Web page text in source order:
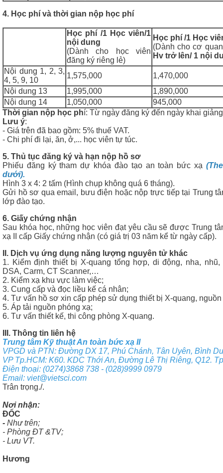
4. Học phí và thời gian nộp học phí
Học phí /1 Học viên/1
nội dung
(Dành cho học viên
đăng ký riêng lẻ)
Học phí /1 Học
(Dành cho cơ
Hv trở lên/ 1 nội
Nội dung 1, 2, 3,
4, 5, 9, 10
1,575,000
1,470,000
Nội dung 13
1,995,000
1,890,000
Nội dung 14
1,050,000
945,000
Thời gian nộp học phí: Từ ngày đăng ký đến ngày khai
Lưu ý:
- Giá trên đã bao gồm: 5% thuế VAT.
- Chi phí đi lại, ăn, ở,... học viên tự túc.
5. Thủ tục đăng ký và hạn nộp hồ sơ
Phiếu đăng ký tham dự khóa đào tạo an toàn bức xạ
dưới).
Hình 3 x 4: 2 tấm (Hình chụp không quá 6 tháng).
Gửi hồ sơ qua email, bưu điện hoặc nộp trực tiếp tại Trung
lớp đào tạo.
6. Giấy chứng nhận
Sau khóa học, những học viên đạt yêu cầu sẽ được Trung
xạ II cấp Giấy chứng nhận (có giá trị 03 năm kể từ ngày cấp).
II. Dịch vụ ứng dụng năng lượng nguyên tử khác
1. Kiểm định thiết bị X-quang tổng hợp, di động, nha, nhũ,
DSA, Carm, CT Scanner,…
2. Kiểm xạ khu vực làm việc;
3. Cung cấp và đọc liều kế cá nhân;
4. Tư vấn hồ sơ xin cấp phép sử dụng thiết bị X-quang,
5. Áp tải nguồn phóng xạ;
6. Tư vấn thiết kế, thi công phòng X-quang.
III. Thông tin liên hệ
Trung tâm Kỹ thuật An toàn bức xạ II
VPGD và PTN: Đường DX 17, Phú Chánh, Tân Uyên, Bình
VP Tp.HCM: K60. KDC Thới An, Đường Lê Thị Riêng, Q12.
Điện thoại: (0274)3868 738 - (028)9999 0979
Email: viet@vietsci.com
Trân trọng./.
Nơi
ĐỐC
- Như trên;
- Phòng ĐT &TV;
- Lưu VT.
Hương